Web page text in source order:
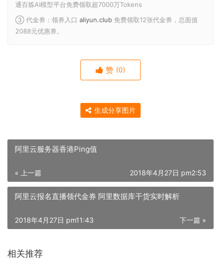
通百炼AI模型平台免费领取超7000万Tokens
③ 代金券：领券入口 aliyun.club 免费领取12张代金券，总面值
2088元优惠券。
赞 (0)
生成分享图片
阿里云服务器香港Ping值
« 上一篇 2018年4月27日 pm2:53
阿里云报名直播领代金券 阿里数据库干货实时解析
下一篇 »
2018年4月27日 pm11:43
相关推荐